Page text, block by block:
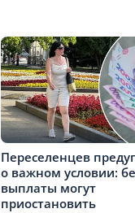
Переселенцев
о важном условии:
выплаты могут
приостановить